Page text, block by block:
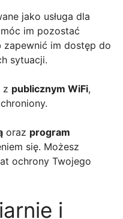
jako usługa dla
im pozostać
zapewnić im dostęp do
sytuacji.
z publicznym WiFi,
oraz program
się. Możesz
ochrony Twojego
i